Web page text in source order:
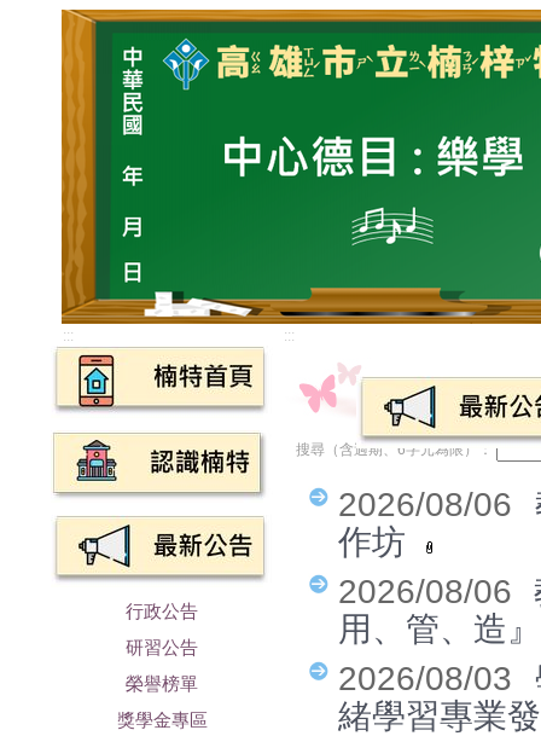
:::
行政公告
研習公告
榮譽榜單
獎學金專區
:::
搜尋（含過期、6字元為限）：
2026/08/06
作坊
2026/08/06
用、管、造
2026/08/03
緒學習專業